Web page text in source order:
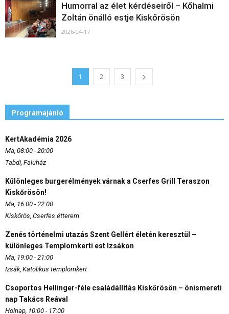
Humorral az élet kérdéseiről – Kőhalmi
Zoltán önálló estje Kiskőrösön
2026-04-17
1 2 3
Programajánló
KertAkadémia 2026
Ma, 08:00 - 20:00
Tabdi, Faluház
Különleges burgerélmények várnak a Cserfes Grill Teraszon
Kiskőrösön!
Ma, 16:00 - 22:00
Kiskőrös, Cserfes étterem
Zenés történelmi utazás Szent Gellért életén keresztül –
különleges Templomkerti est Izsákon
Ma, 19:00 - 21:00
Izsák, Katolikus templomkert
Csoportos Hellinger-féle családállítás Kiskőrösön – önismereti
nap Takács Reával
Holnap, 10:00 - 17:00